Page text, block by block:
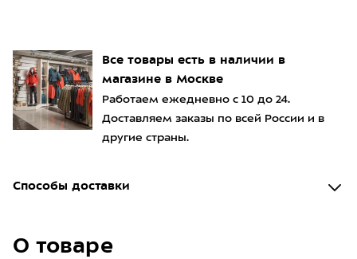
Все товары есть в наличии в
магазине в Москве
Работаем ежедневно с 10 до 24.
Доставляем заказы по всей России и в
другие страны.
Способы доставки
О товаре